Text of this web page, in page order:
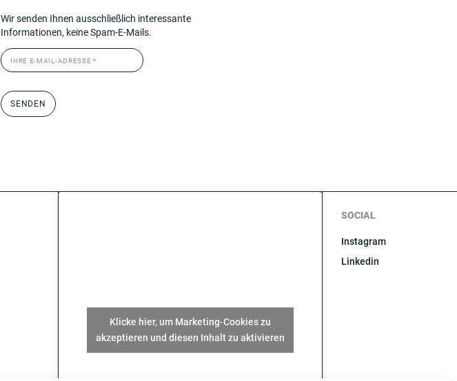
Wir senden Ihnen ausschließlich interessante
Informationen, keine Spam-E-Mails.
Klicke hier, um Marketing-Cookies zu
akzeptieren und diesen Inhalt zu aktivieren
SOCIAL
Instagram
Linkedin